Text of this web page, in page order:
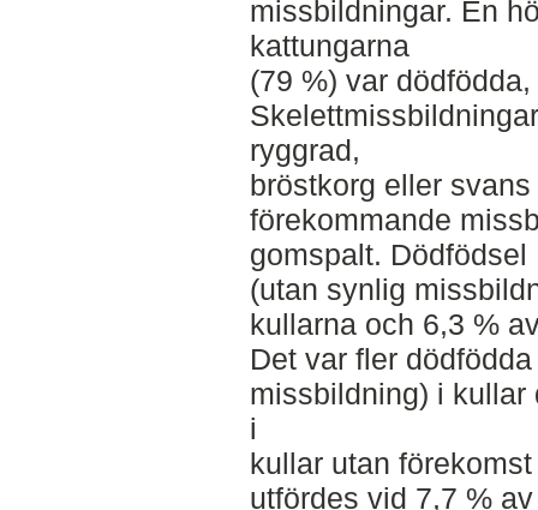
missbildningar. En
kattungarna
(79 %) var
ryggrad,
bröstkorg eller
förekommande
gomspalt. Dödfödsel
(utan synlig
kullarna och 6,3 %
Det var fler
missbildning) i kullar
i
kullar utan
utfördes vid 7,7 %